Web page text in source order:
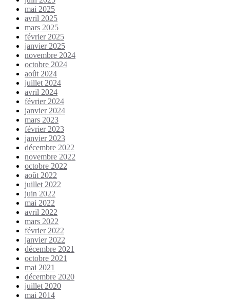
mai 2025
avril 2025
mars 2025
février 2025
janvier 2025
novembre 2024
octobre 2024
août 2024
juillet 2024
avril 2024
février 2024
janvier 2024
mars 2023
février 2023
janvier 2023
décembre 2022
novembre 2022
octobre 2022
août 2022
juillet 2022
juin 2022
mai 2022
avril 2022
mars 2022
février 2022
janvier 2022
décembre 2021
octobre 2021
mai 2021
décembre 2020
juillet 2020
mai 2014